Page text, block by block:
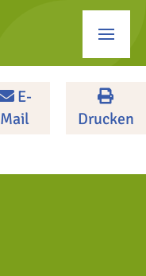
E-
Mail
Drucken